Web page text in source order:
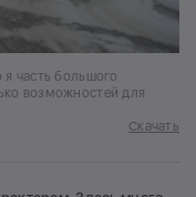
часть большого
возможностей для
Скачать